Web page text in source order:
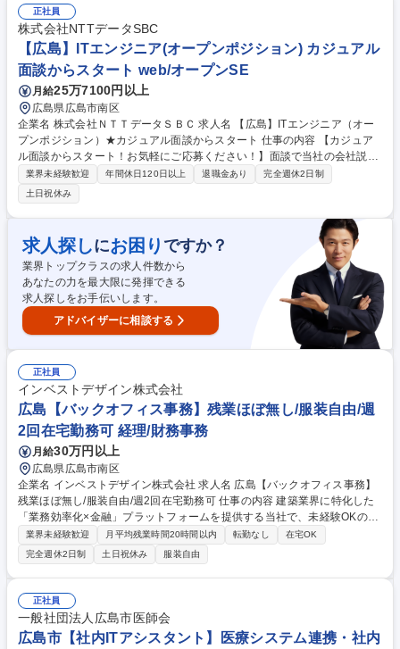
情報などのコミュニケーションを密に取ることで現地の物件管理体制を整
地していただきます。建物の状態によっては、専門業者との修繕に向けた
コミュニケーションを取っていただきます【詳細】見込み客のご案内/鍵の
手配や回収/入居者対応/建物の点検・巡回/専門業者との連携や立会/入退去
対応/その他作業 募集職種 【広島/建物管理窓口】資格・経験不問！地方創
生事業を支えませんか？
正社員
株式会社NTTデータSBC
【広島】ITエンジニア(オープンポジション) カジュアル
面談からスタート web/オープンSE
月給25万7100円以上
広島県広島市南区
企業名 株式会社ＮＴＴデータＳＢＣ 求人名 【広島】ITエンジニア（オー
プンポジション）★カジュアル面談からスタート 仕事の内容 【カジュア
ル面談からスタート！お気軽にご応募ください！】面談で当社の会社説明
やご経験のキャリアをヒアリングしながら、当社への理解を深めていただ
きます。少しでもご興味があればご応募ください！ ■当社の強みである最
先端の技術力を習得していただき「モバイル」「オートモーティブ」「Io
T/DX」という3つの事業領域で、ITエンジニアとしてお客様へ感動を与え
るモノづくりやサービスの開発をお任せします。■ご本人の携わりたい事
業・身に着けたいスキルなどの希望を考慮のうえ、今までのご経験・適性
を加味して一緒に配属先を決定します。ご自身のやりたいことをお聞かせ
ください！ 募集職種 【広島】ITエンジニア（オープンポジション）★カ
ジュアル面談からスタート
業界未経験歓迎 年間休日120日以上 退職金あり
完全週休2日制
土日祝休み
求人探しにお困り ですか？
業界トップクラスの求人件数から
あなたの力を最大限に発揮できる
求人探しをお手伝いします。
アドバイザーに相談する
正社員
インベストデザイン株式会社
広島【バックオフィス事務】残業ほぼ無し/服装自由/週
2回在宅勤務可 経理/財務事務
月給30万円以上
広島県広島市南区
企業名 インベストデザイン株式会社 求人名 広島【バックオフィス事務】
残業ほぼ無し/服装自由/週2回在宅勤務可 仕事の内容 建築業界に特化した
「業務効率化×金融」プラットフォームを提供する当社で、未経験OKの管
理部門スタッフ！経理・労務・総務などの事務全般を少しずつお任せしま
す。【業務内容の変更の範囲】会社の定める業務 ■経理・労務・総務補助
（データ入力、給与計算・契約書の管理など） ■ITツール（生成AIやスプ
レッドシート等）を使った事務の自動化・マニュアル作成 ■成長に応じた
サポート業務（将来的な上場準備の補助など） ★まずはできる手作業から
スタートし、段階的に業務範囲を広げていける安心の環境です！ 募集職種
広島【バックオフィス事務】残業ほぼ無し/服装自由/週2回在宅勤務可
業界未経験歓迎 月平均残業時間20時間以内 転勤なし
在宅OK
完全週休2日制
土日祝休み 服装自由
正社員
一般社団法人広島市医師会
広島市【社内ITアシスタント】医療システム連携・社内